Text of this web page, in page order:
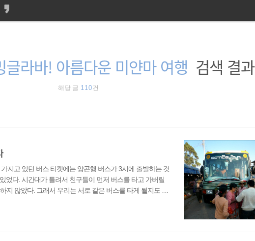
글라바! 아름다운 미얀마 여행 검색 결과
해당 글 110건
지고 있던 버스 티켓에는 양곤행 버스가 3시에 출발하는 것
었다. 시간대가 틀려서 친구들이 먼저 버스를 타고 가버릴
지 않았다. 그래서 우리는 서로 같은 버스를 타게 될지도 모
내 친구들과는 서로 다른 버스였던 것이다. 너무 갑작스러운